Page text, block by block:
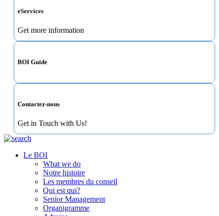
eServices
Get more information
BOI Guide
Contactez-nous
Get in Touch with Us!
Le BOI
What we do
Notre histoire
Les membres du conseil
Qui est qui?
Senior Management
Organigramme